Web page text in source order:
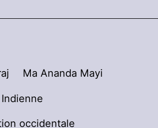
Ma Ananda Mayi
occidentale